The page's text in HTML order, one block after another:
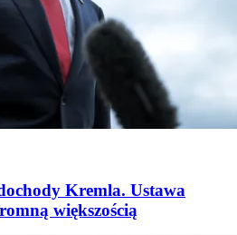
Kremla. Ustawa
większością